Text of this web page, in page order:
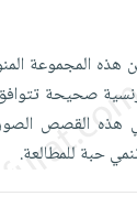
المجموعة
صحيحة
هذه القصص
حبة للمطالعة.